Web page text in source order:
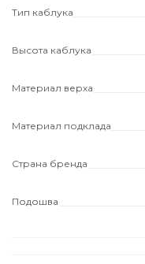
Тип каблука
Высота каблука
Материал верха
Материал подклада
Страна бренда
Подошва